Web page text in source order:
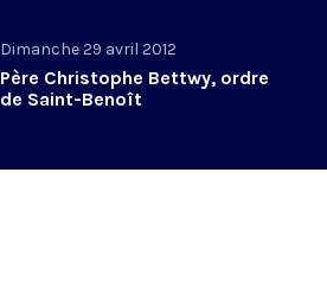
Dimanche 29 avril 2012
Père Christophe Bettwy, ordre
de Saint-Benoît